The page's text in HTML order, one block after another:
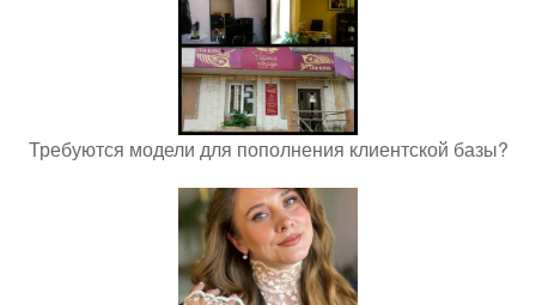
Требуются модели для пополнения клиентской базы?